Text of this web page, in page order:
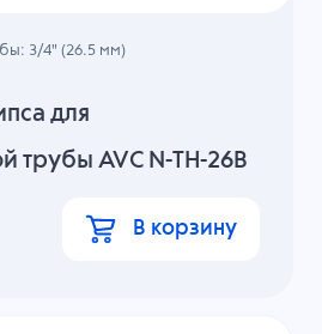
для
трубы AVC N-TH-26B
3/4" (26.5 мм)
В корзину